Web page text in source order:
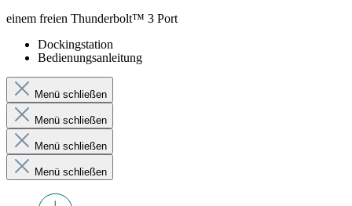
einem freien Thunderbolt™ 3 Port
Dockingstation
Bedienungsanleitung
Menü schließen
Menü schließen
Menü schließen
Menü schließen